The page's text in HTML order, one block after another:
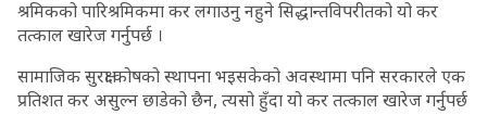
श्रमिकको पारिश्रमिकमा कर लगाउनु नहुने सिद्धान्तविपरीतको यो कर
तत्काल खारेज गर्नुपर्छ ।
सामाजिक सुरक्षा कोषको स्थापना भइसकेको अवस्थामा पनि सरकारले एक
प्रतिशत कर असुल्न छाडेको छैन, त्यसो हुँदा यो कर तत्काल खारेज गर्नुपर्छ